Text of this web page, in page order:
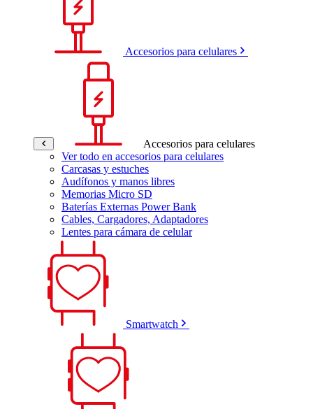
Accesorios para celulares
Accesorios para celulares
Ver todo en accesorios para celulares
Carcasas y estuches
Audífonos y manos libres
Memorias Micro SD
Baterías Externas Power Bank
Cables, Cargadores, Adaptadores
Lentes para cámara de celular
Smartwatch